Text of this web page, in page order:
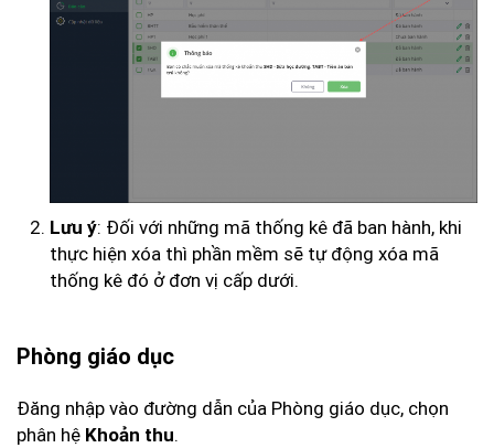
Lưu ý: Đối với những mã thống kê đã ban hành, khi
thực hiện xóa thì phần mềm sẽ tự động xóa mã
thống kê đó ở đơn vị cấp dưới.
Phòng giáo dục
Đăng nhập vào đường dẫn của Phòng giáo dục, chọn
phân hệ Khoản thu.